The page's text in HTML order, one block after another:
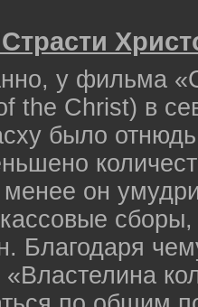
у фильма
the Christ) в
было
он
Благодаря